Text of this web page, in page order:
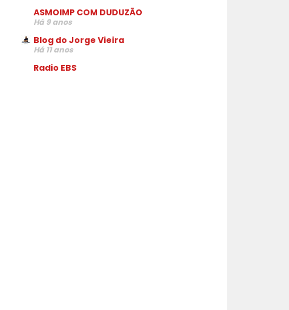
ASMOIMP COM DUDUZÃO
Há 9 anos
Blog do Jorge Vieira
Há 11 anos
Radio EBS